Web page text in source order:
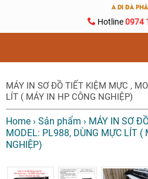
A DI ĐÀ
Hotline0974
MÁY IN SƠ ĐỒ TIẾT KIỆM MỰC ,
LÍT ( MÁY IN HP CÔNG NGHIỆP)
Home › Sản phẩm › MÁY IN SƠ
MODEL: PL988, DÙNG MỰC LÍT (
NGHIỆP)